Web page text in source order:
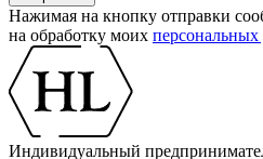
Нажимая на кнопку отправки
на обработку моих
Индивидуальный